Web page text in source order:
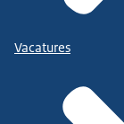
Vacatures